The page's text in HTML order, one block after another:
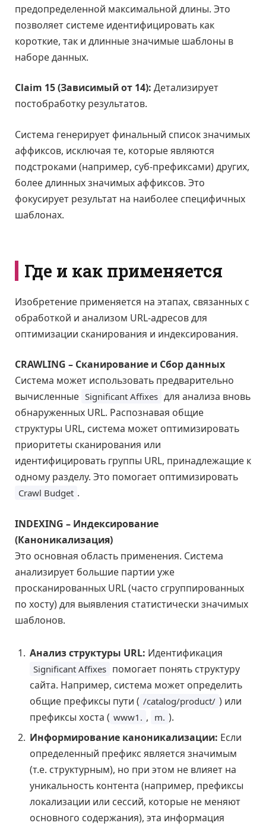
предопределенной максимальной длины. Это
позволяет системе идентифицировать как
короткие, так и длинные значимые шаблоны в
наборе данных.
Claim 15 (Зависимый от 14): Детализирует
постобработку результатов.
Система генерирует финальный список значимых
аффиксов, исключая те, которые являются
подстроками (например, суб-префиксами) других,
более длинных значимых аффиксов. Это
фокусирует результат на наиболее специфичных
шаблонах.
Где и как применяется
Изобретение применяется на этапах, связанных с
обработкой и анализом URL-адресов для
оптимизации сканирования и индексирования.
CRAWLING – Сканирование и Сбор данных
Система может использовать предварительно
вычисленные Significant Affixes для анализа вновь
обнаруженных URL. Распознавая общие
структуры URL, система может оптимизировать
приоритеты сканирования или
идентифицировать группы URL, принадлежащие к
одному разделу. Это помогает оптимизировать
Crawl Budget .
INDEXING – Индексирование
(Каноникализация)
Это основная область применения. Система
анализирует большие партии уже
просканированных URL (часто сгруппированных
по хосту) для выявления статистически значимых
шаблонов.
Анализ структуры URL: Идентификация
Significant Affixes помогает понять структуру
сайта. Например, система может определить
общие префиксы пути ( /catalog/product/ ) или
префиксы хоста ( www1. , m. ).
Информирование каноникализации: Если
определенный префикс является значимым
(т.е. структурным), но при этом не влияет на
уникальность контента (например, префиксы
локализации или сессий, которые не меняют
основного содержания), эта информация